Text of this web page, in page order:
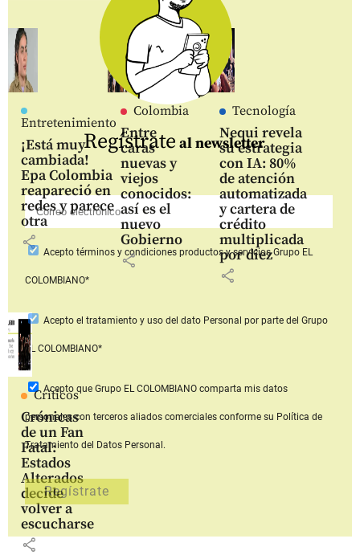
Entretenimiento
¡Está muy
cambiada!
Epa Colombia
reapareció en
redes y parece
otra
share
Colombia
Entre
caras
nuevas y
viejos
conocidos:
así es el
nuevo
Gobierno
share
Tecnología
Nequi revela
su estrategia
con IA: 80%
de atención
automatizada
y cartera de
crédito
multiplicada
por diez
share
Críticos
Crónicas
de un Fan
Fatal:
Estados
Alterados
decide
volver a
escucharse
share
Regístrate al newsletter
Aceptotérminos y condiciones productos y serviciosGrupo EL
COLOMBIANO*
Acepto el tratamiento y uso del dato Personal por parte del Grupo
EL COLOMBIANO*
Acepto que Grupo EL COLOMBIANOcomparta mis datos
personales con terceros aliados comerciales conforme su Política de
Tratamiento del Datos Personal.